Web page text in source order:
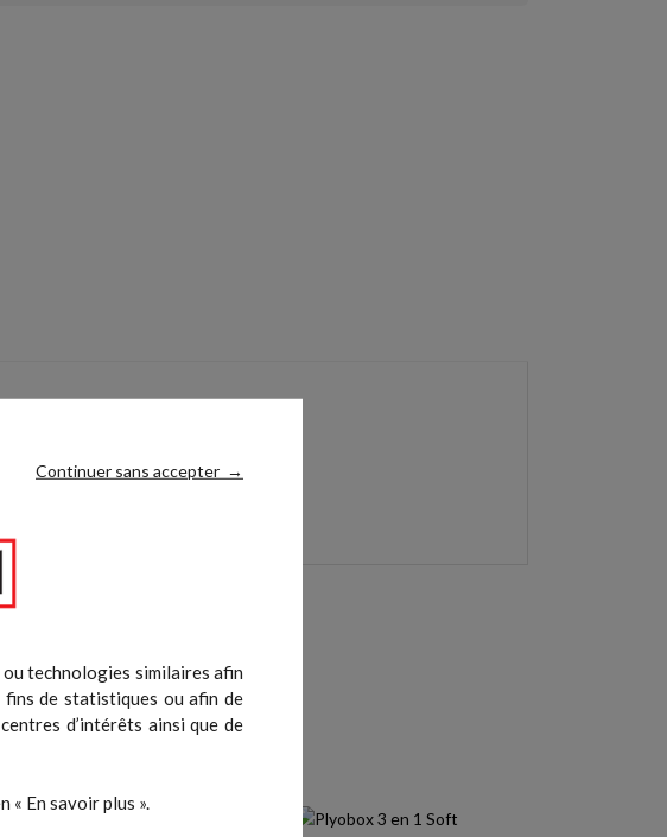
Continuer sans accepter →
technologies similaires afin
de statistiques ou afin de
d’intérêts ainsi que de
« En savoir plus ».